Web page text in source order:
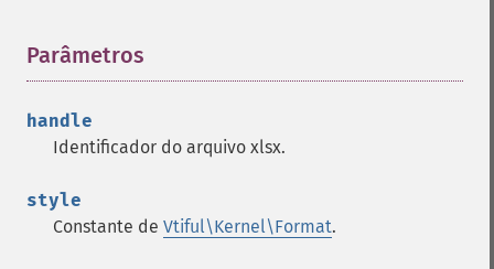
Parâmetros
handle
Identificador do arquivo xlsx.
style
Constante de Vtiful\Kernel\Format.